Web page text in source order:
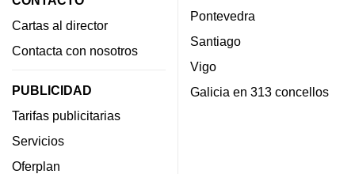
Cartas al director
Contacta con nosotros
PUBLICIDAD
Tarifas publicitarias
Servicios
Oferplan
Pontevedra
Santiago
Vigo
Galicia en 313 concellos